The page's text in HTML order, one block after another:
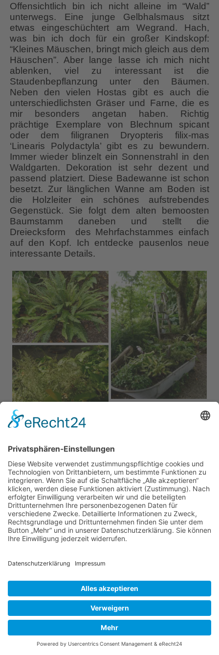
Offensichtlich bin ich nicht alleine im “Wald”
unterwegs. Eine junge Gelbhalsmaus sitzt
etwas eingeschüchtert am Wegrand. Hach,
was bin ich doch für ein großer Kindskopf:
“Kleines Mäuschen, bringt mich gleich aus dem
Häuschen”. Aber lange lasse ich mich nicht
ablenken, viel zu interessant ist die
Staudenbepflanzung unter den Bäumen.
Neben den vielen Hostas gibt es auch die
unterschiedlichsten Gräser und Farne, die es
mir besonders angetan haben. Richtig
prächtige Exemplare von Blechnum spicant
oder dem filigranen Dryopteris filix-mas
‘Linearis Polydactyla’ gibt es zu bewundern.
Immer wieder blinzelt ein Sonnenstrahl in den
Waldgarten. Dekoration ist sehr dezent und
passend platziert. Diese Badewanne ist schon
besetzt. Zur länglichen Wanne am Boden ist
die Holzleiter ein schönes aufstrebendes
Gegenstück. Sie folgt dem alten bemoosten
Baumstamm daneben und stellt die
Dreiecksform des Mehrfachstammes einfach
auf den Kopf. Ich entdecke pausenlos neue
interessante Details.
finden. Man braucht dafür lediglich eine einzige
Storchschnabel-Sorte, nämlich Geranium
‘Rozanne’. Sie füllt den Rondellgarten, den ich
nur streife, weil mich ein Lichtschein lockt,
weiterzugehen. Immer wieder lassen mich aber
Gräser, Farne und Bodendecker innehalten,
diese filigranen Pflanzengemeinschaften
könnten auch in einer unberührten Ecke mitten
in der Landschaft stehen, alles ist so natürlich
und selbstverständlich, wie die Bewohner